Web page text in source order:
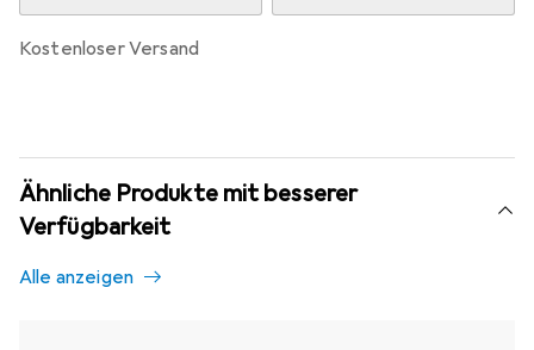
kostenloser Versand
Ähnliche Produkte mit besserer
Verfügbarkeit
Alle anzeigen